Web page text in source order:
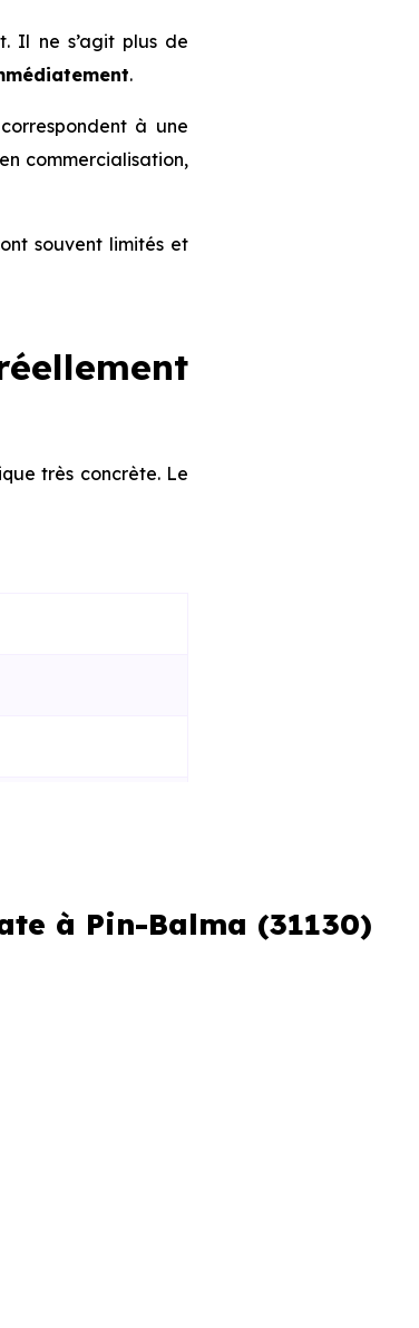
Il ne s’agit plus de
.
à une
commercialisation,
souvent limités et
très concrète. Le
souhaitez éviter
jours.
à Pin-Balma (31130)